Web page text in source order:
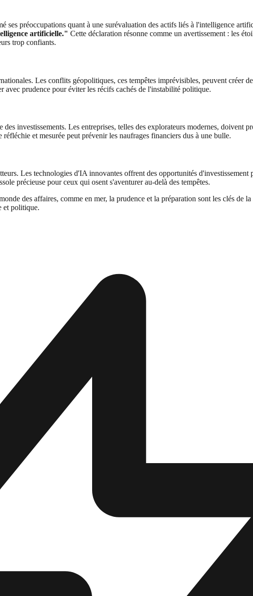
ses préoccupations quant à une surévaluation des actifs liés à l'intelligence
artificielle." Cette déclaration résonne comme un avertissement : les
trop confiants.
Les conflits géopolitiques, ces tempêtes imprévisibles, peuvent créer
prudence pour éviter les récifs cachés de l'instabilité politique.
investissements. Les entreprises, telles des explorateurs modernes, doivent
et mesurée peut prévenir les naufrages financiers dus à une bulle.
Les technologies d'IA innovantes offrent des opportunités
précieuse pour ceux qui osent s'aventurer au-delà des tempêtes.
des affaires, comme en mer, la prudence et la préparation sont les clés de
et politique.